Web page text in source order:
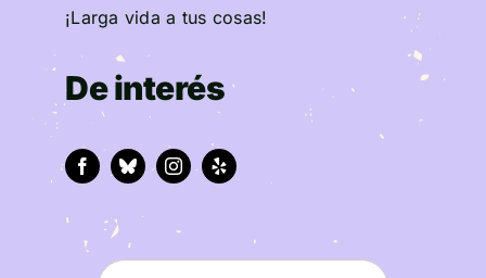
¡Larga vida a tus cosas!
De interés